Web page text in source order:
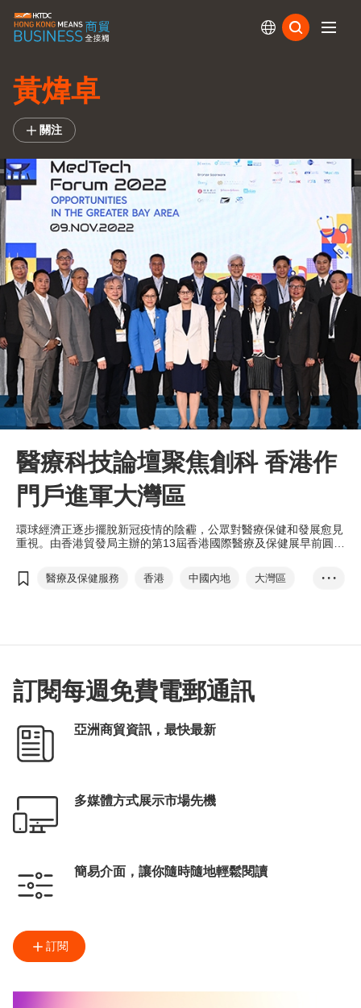
黃煒卓
關注
醫療科技論壇聚焦創科 香港作
門戶進軍大灣區
環球經濟正逐步擺脫新冠疫情的陰霾，公眾對醫療保健和發展愈見
重視。由香港貿發局主辦的第13屆香港國際醫療及保健展早前圓滿
探討大灣區醫療保健市場的發展情況和商機。
醫療及保健服務 香港 中國內地
大灣區
精準醫學
深港科技創新合作區
黃煒卓
• • •
訂閱每週免費電郵通訊
亞洲商貿資訊，最快最新
多媒體方式展示市場先機
簡易介面，讓你隨時隨地輕鬆閱讀
訂閱